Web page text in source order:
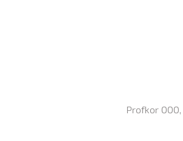
Profkor ООО,